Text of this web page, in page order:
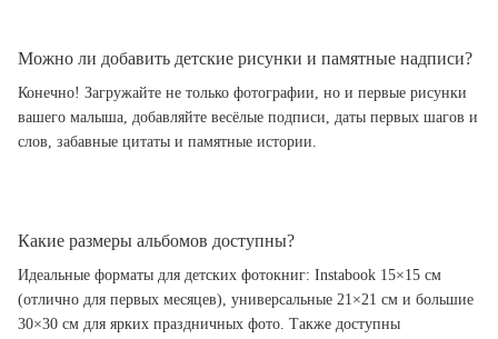
Можно ли добавить детские рисунки и памятные надписи?
Конечно! Загружайте не только фотографии, но и первые рисунки
вашего малыша, добавляйте весёлые подписи, даты первых шагов и
слов, забавные цитаты и памятные истории.
Какие размеры альбомов доступны?
Идеальные форматы для детских фотокниг: Instabook 15×15 см
(отлично для первых месяцев), универсальные 21×21 см и большие
30×30 см для ярких праздничных фото. Также доступны